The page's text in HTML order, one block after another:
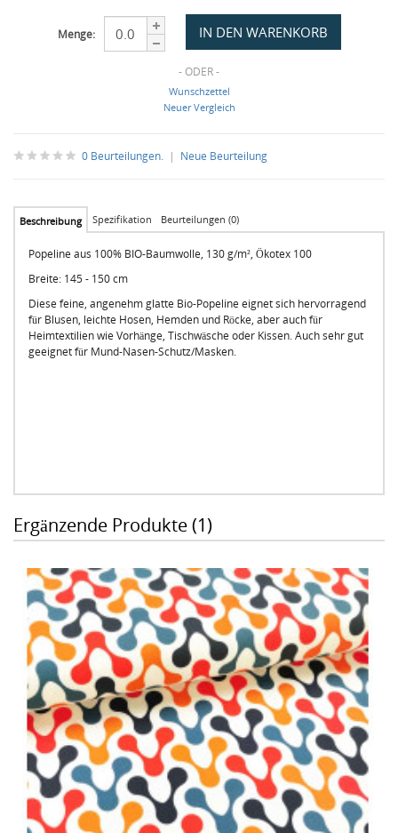
Menge:
- ODER -
Wunschzettel
Neuer Vergleich
0 Beurteilungen. | Neue Beurteilung
Beschreibung Spezifikation Beurteilungen (0)
Popeline aus 100% BIO-Baumwolle, 130 g/m², Ökotex 100
Breite: 145 - 150 cm
Diese feine, angenehm glatte Bio-Popeline eignet sich hervorragend
für Blusen, leichte Hosen, Hemden und Röcke, aber auch für
Heimtextilien wie Vorhänge, Tischwäsche oder Kissen. Auch sehr gut
geeignet für Mund-Nasen-Schutz/Masken.
Ergänzende Produkte (1)